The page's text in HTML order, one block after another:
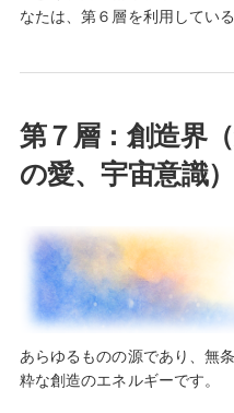
なたは、第６層を利用してい
第７層：創造界
の愛、宇宙意識）
あらゆるものの源であり、無
粋な創造のエネルギーです。